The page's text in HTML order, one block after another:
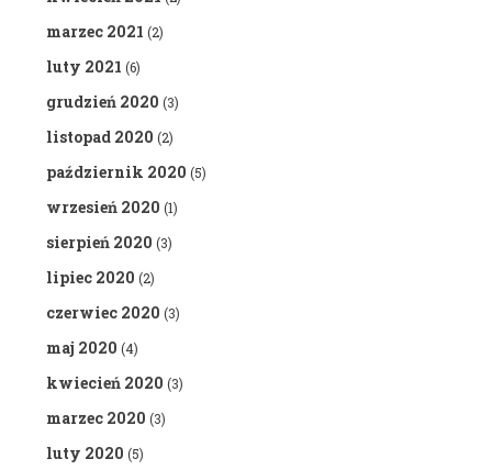
marzec 2021 (2)
luty 2021 (6)
grudzień 2020 (3)
listopad 2020 (2)
październik 2020 (5)
wrzesień 2020 (1)
sierpień 2020 (3)
lipiec 2020 (2)
czerwiec 2020 (3)
maj 2020 (4)
kwiecień 2020 (3)
marzec 2020 (3)
luty 2020 (5)